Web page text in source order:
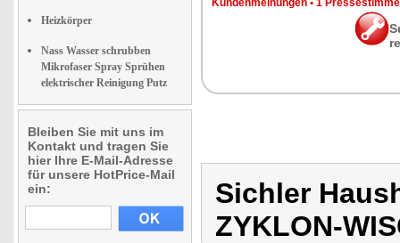
Heizkörper
Nass Wasser schrubben
Mikrofaser Spray Sprühen
elektrischer Reinigung Putz
Bleiben Sie mit uns im
Kontakt und tragen Sie
hier Ihre E-Mail-Adresse
für unsere HotPrice-Mail
ein:
Kun­den­mei­nun­gen • 1
Sichler
ZYKLON-